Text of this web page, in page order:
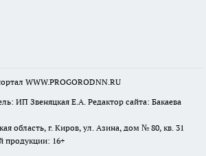
WWW.PROGORODNN.RU
ИП Звеняцкая Е.А. Редактор сайта: Бакаева
область, г. Киров, ул. Азина, дом № 80, кв. 31
продукции: 16+